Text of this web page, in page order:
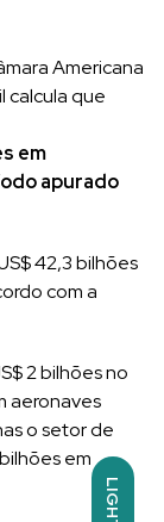
LIGHT
Americana
calcula que
em
apurado
42,3 bilhões
com a
2 bilhões no
aeronaves
o setor de
em